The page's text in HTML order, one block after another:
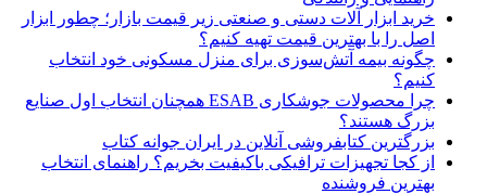
خرید ابزار آلات دستی و صنعتی زیر قیمت بازار؛ چطور ابزار
اصل را با بهترین قیمت تهیه کنیم؟
چگونه بیمه آتش‌سوزی برای منزل مسکونی خود انتخاب
کنیم؟
چرا محصولات جوشکاری ESAB همچنان انتخاب اول صنایع
بزرگ هستند؟
بزرگترین کتابفروشی آنلاین در ایران جوانه کتاب
از کجا تجهیزات ترافیکی باکیفیت بخریم؟ راهنمای انتخاب
بهترین فروشنده